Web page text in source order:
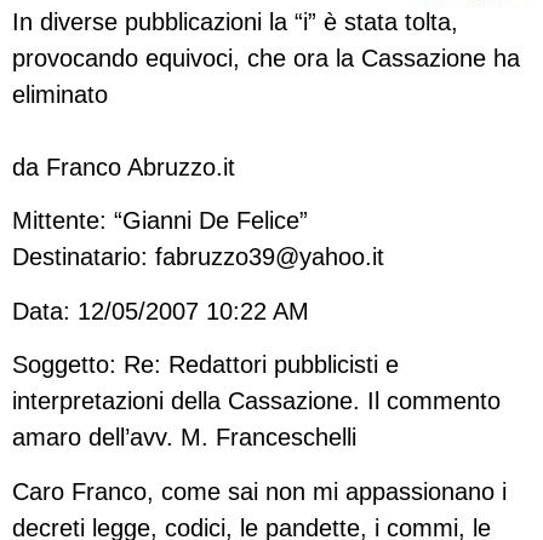
In diverse pubblicazioni la “i” è stata tolta,
provocando equivoci, che ora la Cassazione ha
eliminato
da Franco Abruzzo.it
Mittente: “Gianni De Felice”
Destinatario: fabruzzo39@yahoo.it
Data: 12/05/2007 10:22 AM
Soggetto: Re: Redattori pubblicisti e
interpretazioni della Cassazione. Il commento
amaro dell’avv. M. Franceschelli
Caro Franco, come sai non mi appassionano i
decreti legge, codici, le pandette, i commi, le